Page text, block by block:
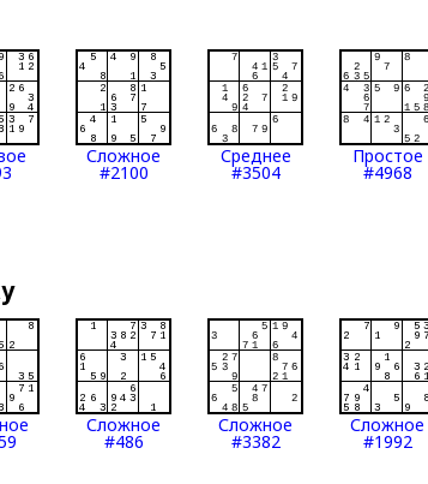
Сложное
#2100
Среднее
#3504
Простое
#4968
Сложное
#486
Сложное
#3382
Сложное
#1992